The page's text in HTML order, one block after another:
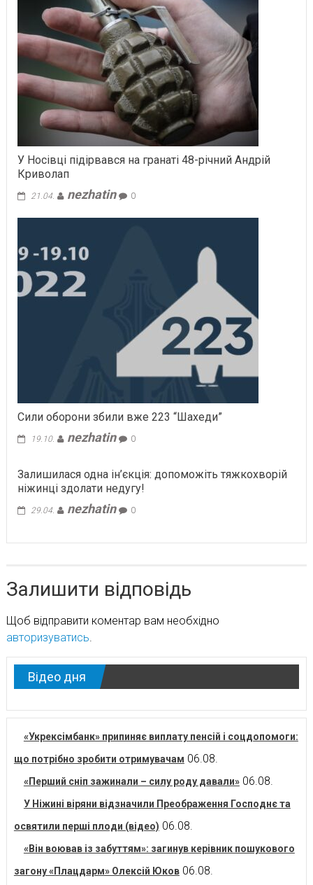
У Носівці підірвався на гранаті 48-річний Андрій
Криволап
21.04. nezhatin 0
Сили оборони збили вже 223 “Шахеди”
19.10. nezhatin 0
Залишилася одна ін’єкція: допоможіть тяжкохворій
ніжинці здолати недугу!
29.04. nezhatin 0
Залишити відповідь
Щоб відправити коментар вам необхідно
авторизуватись.
Відео дня
«Укрексімбанк» припиняє виплату пенсій і соцдопомоги:
що потрібно зробити отримувачам 06.08.
«Перший сніп зажинали – силу роду давали» 06.08.
У Ніжині віряни відзначили Преображення Господнє та
освятили перші плоди (відео) 06.08.
«Він воював із забуттям»: загинув керівник пошукового
загону «Плацдарм» Олексій Юков 06.08.